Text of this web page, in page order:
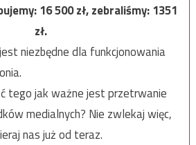
16 500zł, zebraliśmy:1351
zł.
niezbędne dla funkcjonowania
tego jak ważne jest przetrwanie
medialnych? Nie zwlekaj więc,
nas już od teraz.